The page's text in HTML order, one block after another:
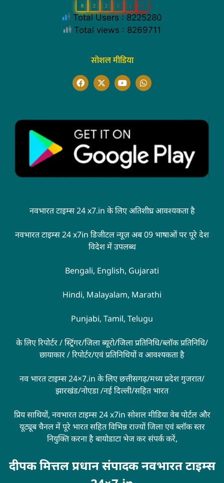
8 2 2 5 2 8
Total Users : 8225280
Total views : 8269711
सोशल मीडिया
नवभारत टाइम्स 24 x7.in के लिए अतिशीघ्र आवश्यकता है
नवभारत टाइम्स 24 x7in डिजीटल न्यूज़ अब 09 भाषाओं पर पूरे देश
विदेश में उपलब्ध
Bengali, English, Gujarati
Hindi, Malayalam, Marathi
Punjabi, Tamil, Telugu
के लिए रिपोर्टर / स्ट्रिंगर/जिला ब्यूरो/जिला प्रतिनिधि/ब्लॉक प्रतिनिधि/
छायाकार / रिपोर्टर/एवं प्रतिनिधियों व आवश्यकता है
नव भारत टाइम्स 24×7.in के लिए छत्तीसगढ़/मध्य प्रदेश गुजरात/
झारखंड/नोएडा /नई दिल्ली/सहित भारत
प्रिय साथियों, नवभारत टाइम्स 24 x7in सोशल मीडिया वेब पोर्टल और
यूट्यूब चैनल में पूरे भारत सहित विभिन्न राज्यों जिला एवं ब्लॉक स्तर
नियुक्ति करना है बायोडाटा भेज कर संपर्क करें,
दीपक मित्तल प्रधान संपादक नवभारत टाइम्स